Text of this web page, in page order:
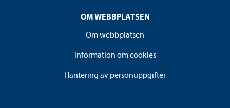
OM WEBBPLATSEN
Om webbplatsen
Information om cookies
Hantering av personuppgifter